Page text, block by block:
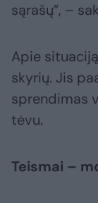
sąrašų”, –
Apie
skyrių. Jis
sprendimas
tėvu.
Teismai –